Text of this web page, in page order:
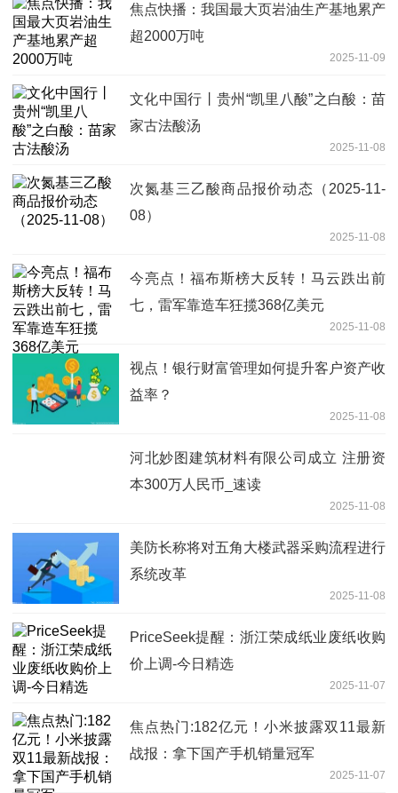
焦点快播：我国最大页岩油生产基地累产
超2000万吨
2025-11-09
文化中国行丨贵州“凯里八酸”之白酸：苗
家古法酸汤
2025-11-08
次氮基三乙酸商品报价动态（2025-11-
08）
2025-11-08
今亮点！福布斯榜大反转！马云跌出前
七，雷军靠造车狂揽368亿美元
2025-11-08
视点！银行财富管理如何提升客户资产收
益率？
2025-11-08
河北妙图建筑材料有限公司成立 注册资
本300万人民币_速读
2025-11-08
美防长称将对五角大楼武器采购流程进行
系统改革
2025-11-08
PriceSeek提醒：浙江荣成纸业废纸收购
价上调-今日精选
2025-11-07
焦点热门:182亿元！小米披露双11最新
战报：拿下国产手机销量冠军
2025-11-07